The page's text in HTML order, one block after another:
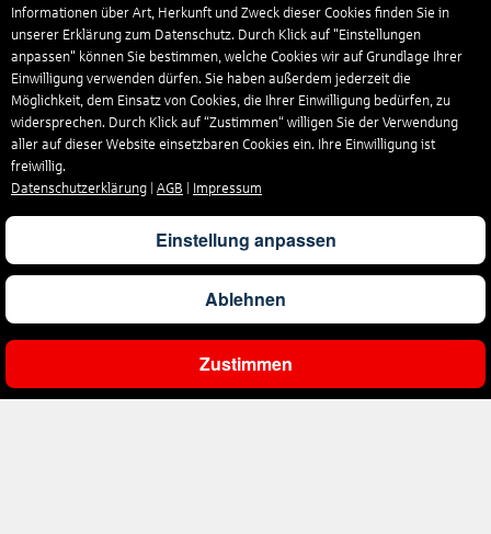
Ergebnisse filtern
Informationen über Art, Herkunft und Zweck dieser Cookies finden Sie in
unserer Erklärung zum Datenschutz. Durch Klick auf "Einstellungen
anpassen" können Sie bestimmen, welche Cookies wir auf Grundlage Ihrer
Einwilligung verwenden dürfen. Sie haben außerdem jederzeit die
Möglichkeit, dem Einsatz von Cookies, die Ihrer Einwilligung bedürfen, zu
widersprechen. Durch Klick auf “Zustimmen“ willigen Sie der Verwendung
aller auf dieser Website einsetzbaren Cookies ein. Ihre Einwilligung ist
freiwillig.
Datenschutzerklärung
AGB Impressum
Einstellung anpassen
Ablehnen
Zustimmen